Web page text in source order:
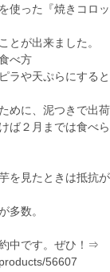
使った『焼きコロ
とが出来ました。
べ方
ラや天ぷらにする
めに、泥つきで出
ば２月までは食べら
を見たときは抵抗
多数。
中です。ぜひ！⇒
56607